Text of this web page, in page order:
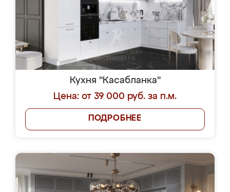
Кухня "Касабланка"
Цена: от 39 000 руб. за п.м.
ПОДРОБНЕЕ